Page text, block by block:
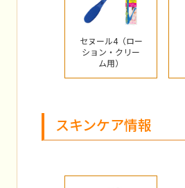
セヌール4（ロー
ション・クリー
ム用）
スキンケア情報